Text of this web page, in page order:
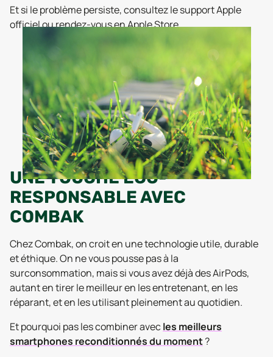
Et si le problème persiste, consultez le support Apple
officiel ou rendez-vous en Apple Store.
UNE TOUCHE ÉCO-
RESPONSABLE AVEC
COMBAK
Chez Combak, on croit en une technologie utile, durable
et éthique. On ne vous pousse pas à la
surconsommation, mais si vous avez déjà des AirPods,
autant en tirer le meilleur en les entretenant, en les
réparant, et en les utilisant pleinement au quotidien.
Et pourquoi pas les combiner avecles meilleurs
smartphones reconditionnés du moment?